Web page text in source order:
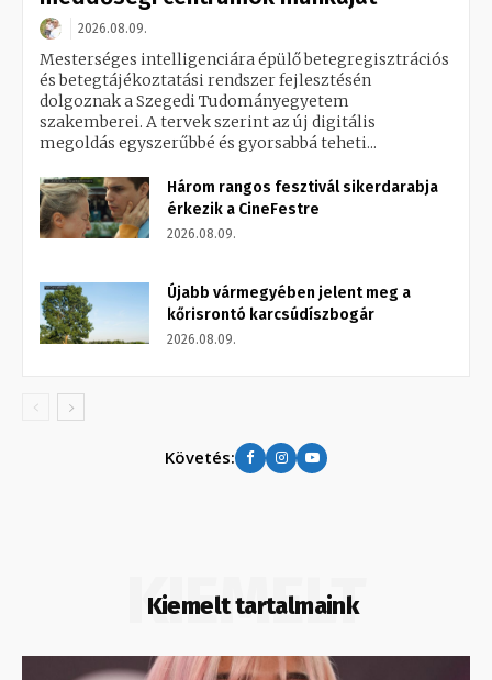
2026.08.09.
Mesterséges intelligenciára épülő betegregisztrációs
és betegtájékoztatási rendszer fejlesztésén
dolgoznak a Szegedi Tudományegyetem
szakemberei. A tervek szerint az új digitális
megoldás egyszerűbbé és gyorsabbá teheti...
Három rangos fesztivál sikerdarabja
érkezik a CineFestre
2026.08.09.
Újabb vármegyében jelent meg a
kőrisrontó karcsúdíszbogár
2026.08.09.
Követés:
Kiemelt tartalmaink
KIEMELT